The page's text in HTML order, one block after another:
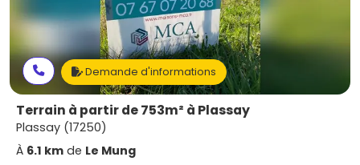
Demande d'informations
Terrain à partir de 753m² à Plassay
Plassay (17250)
À 6.1 km de Le Mung